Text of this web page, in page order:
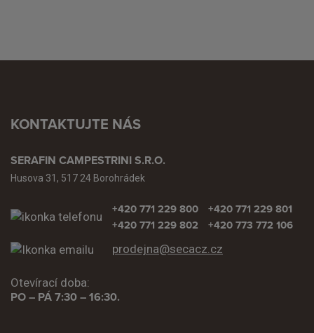
KONTAKTUJTE NÁS
SERAFIN CAMPESTRINI S.R.O.
Husova 31, 517 24 Borohrádek
+420 771 229 800
+420 771 229 802
+420 771 229 801
+420 773 772 106
prodejna@secacz.cz
Otevírací doba:
PO – PÁ 7:30 – 16:30.